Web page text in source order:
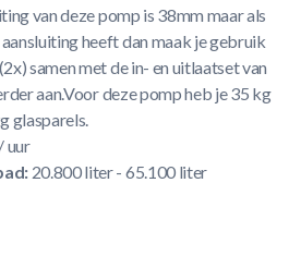
van deze pomp is 38mm maar als
heeft dan maak je gebruik
samen met de in- en uitlaatset van
aan.Voor deze pomp heb je 35 kg
glasparels.
uur
20.800 liter - 65.100 liter